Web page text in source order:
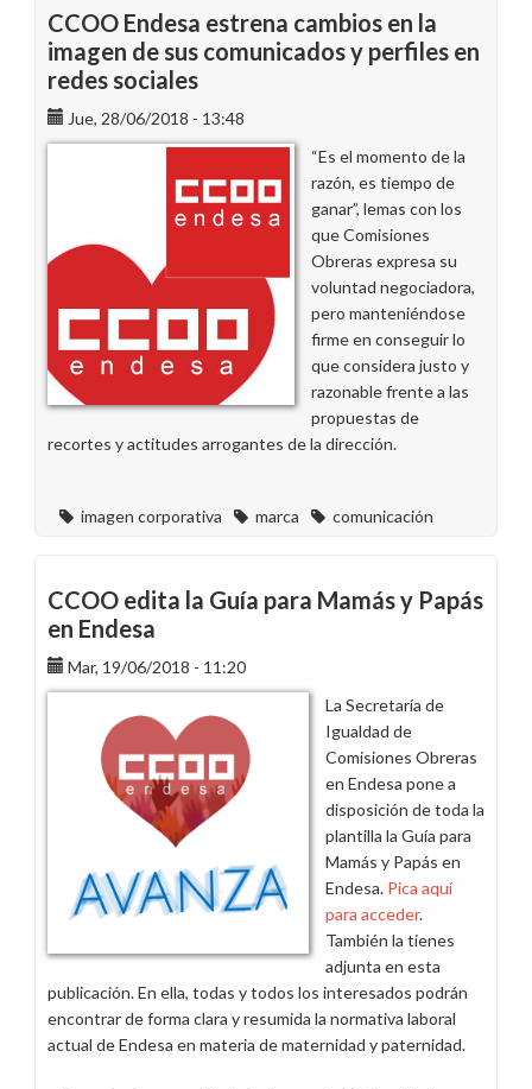
escenario
de
la
externalización
(BPO)
del
Servicios
de
(AFC)
CCOO Endesa estrena cambios en la
imagen de sus comunicados y perfiles en
redes sociales
Jue, 28/06/2018 - 13:48
“Es el momento de la
razón, es tiempo de
ganar”, lemas con los
que Comisiones
Obreras expresa su
voluntad negociadora,
pero manteniéndose
firme en conseguir lo
que considera justo y
razonable frente a las
propuestas de
recortes y actitudes arrogantes de la dirección.
imagen corporativa marca comunicación
CCOO edita la Guía para Mamás y Papás
en Endesa
Mar, 19/06/2018 - 11:20
La Secretaría de
Igualdad de
Comisiones Obreras
en Endesa pone a
disposición de toda la
plantilla la Guía para
Mamás y Papás en
Endesa. Pica aquí
para acceder.
También la tienes
adjunta en esta
publicación. En ella, todas y todos los interesados podrán
encontrar de forma clara y resumida la normativa laboral
actual de Endesa en materia de maternidad y paternidad.